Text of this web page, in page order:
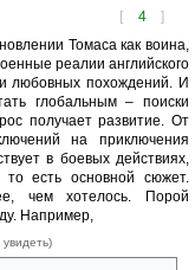
[ 4 ]
Томаса как воина,
реалии английского
любовных похождений. И
глобальным – поиски
получает развитие. От
на приключения
в боевых действиях,
есть основной сюжет.
чем хотелось. Порой
Например,